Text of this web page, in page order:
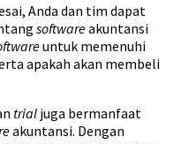
Anda dan tim dapat
softwareakuntansi
untuk memenuhi
apakah akan membeli
trial juga bermanfaat
akuntansi. Dengan